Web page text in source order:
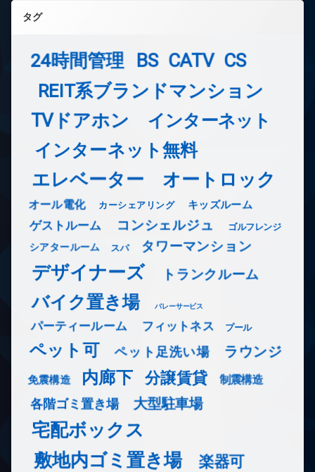
タグ
24時間管理 BS CATV CS
REIT系ブランドマンション
TVドアホン インターネット
インターネット無料
エレベーター オートロック
オール電化 カーシェアリング キッズルーム
ゲストルーム コンシェルジュ ゴルフレンジ
シアタールーム スパ タワーマンション
デザイナーズ トランクルーム
バイク置き場 バレーサービス
パーティールーム フィットネス プール
ペット可 ペット足洗い場 ラウンジ
免震構造 内廊下 分譲賃貸 制震構造
各階ゴミ置き場 大型駐車場
宅配ボックス
敷地内ゴミ置き場
楽器可